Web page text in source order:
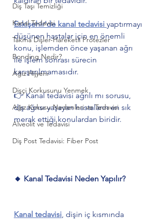
Diş Taşı Temizliği
Kanal Tedavisi
Takma Dişler-Hareketli Protezler
Bonding Nedir?
Ağız Hijyeni
Dişçi Korkusunu Yenmek
Ağız Kokusu Nedenleri ve Tedavisi
Alveolit ve Tedavisi
Diş Post Tedavisi: Fiber Post
Eskişehir’de kanal tedavisi yaptırmayı
düşünen hastalar için en önemli
konu, işlemden önce yaşanan ağrı
ile işlem sonrası sürecin
karıştırılmamasıdır.
👉 Kanal tedavisi ağrılı mı sorusu,
diş ağrısı yaşayan hastaların en sık
merak ettiği konulardan biridir.
🔸 Kanal Tedavisi Neden Yapılır?
Kanal tedavisi, dişin iç kısmında